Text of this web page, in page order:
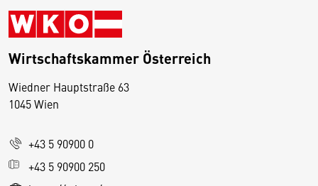
Wirtschaftskammer Österreich
Wiedner Hauptstraße 63
1045 Wien
+43 5 90900 0
+43 5 90900 250
D
s
e